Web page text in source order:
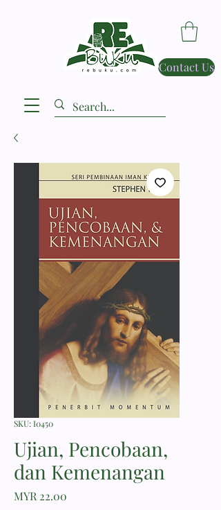
Contact Us
SKU: I0450
Ujian, Pencobaan,
dan Kemenangan
MYR 22.00